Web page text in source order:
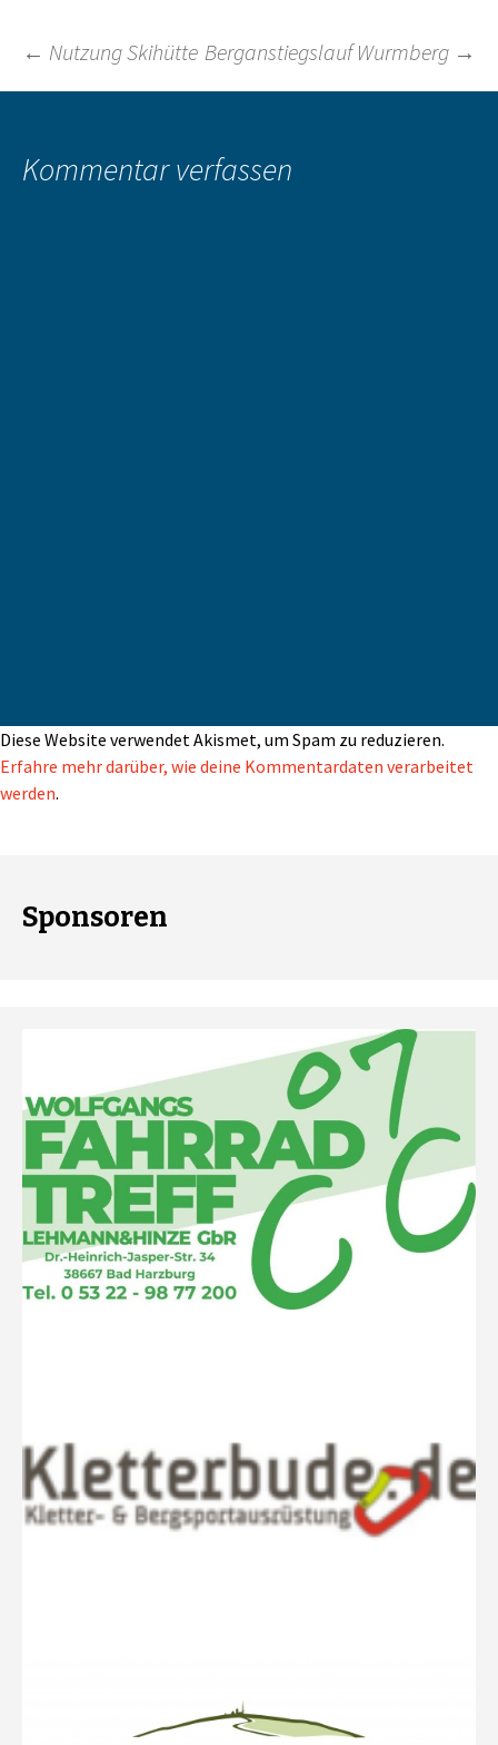
Beitragsnavigation
← Nutzung Skihütte Berganstiegslauf Wurmberg →
Kommentar verfassen
Diese Website verwendet Akismet, um Spam zu reduzieren.
Erfahre mehr darüber, wie deine Kommentardaten verarbeitet
werden.
Sponsoren